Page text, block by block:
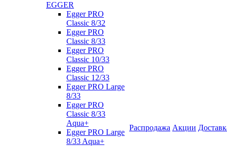
EGGER
Egger PRO
Classic 8/32
Egger PRO
Classic 8/33
Egger PRO
Classic 10/33
Egger PRO
Classic 12/33
Egger PRO Large
8/33
Egger PRO
Classic 8/33
Aqua+
Egger PRO Large
8/33 Aqua+
Распродажа Акции